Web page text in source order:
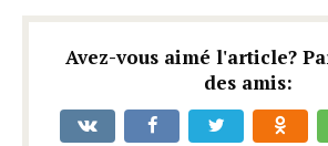
Avez-vous aimé l'article?
des amis: